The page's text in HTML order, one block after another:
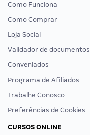
Como Funciona
Como Comprar
Loja Social
Validador de documentos
Conveniados
Programa de Afiliados
Trabalhe Conosco
Preferências de Cookies
CURSOS ONLINE